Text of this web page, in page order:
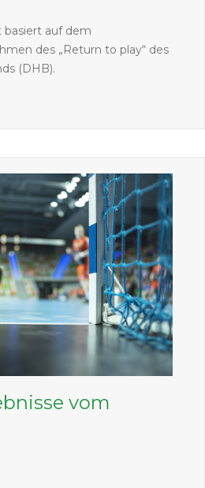
basiert auf dem
des „Return to play“ des
(DHB).
vom